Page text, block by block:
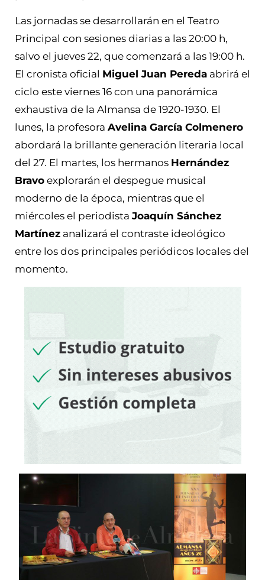
Las jornadas se desarrollarán en el Teatro
Principal con sesiones diarias a las 20:00 h,
salvo el jueves 22, que comenzará a las 19:00 h.
El cronista oficial Miguel Juan Pereda abrirá el
ciclo este viernes 16 con una panorámica
exhaustiva de la Almansa de 1920-1930. El
lunes, la profesora Avelina García Colmenero
abordará la brillante generación literaria local
del 27. El martes, los hermanos Hernández
Bravo explorarán el despegue musical
moderno de la época, mientras que el
miércoles el periodista Joaquín Sánchez
Martínez analizará el contraste ideológico
entre los dos principales periódicos locales del
momento.